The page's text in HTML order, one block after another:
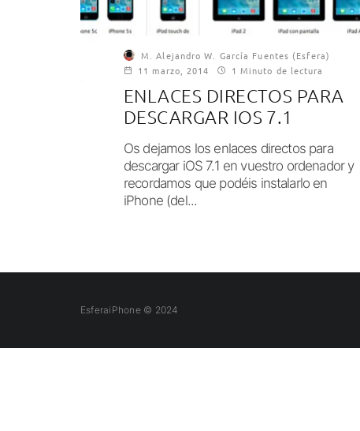
M. Alejandro W. García Fuentes (Esfera)
11 marzo, 2014
1 Minuto de lectura
ENLACES DIRECTOS PARA
DESCARGAR IOS 7.1
Os dejamos los enlaces directos para
descargar iOS 7.1 en vuestro ordenador y
recordamos que podéis instalarlo en
iPhone (del...
EsferaiPhone © 2024